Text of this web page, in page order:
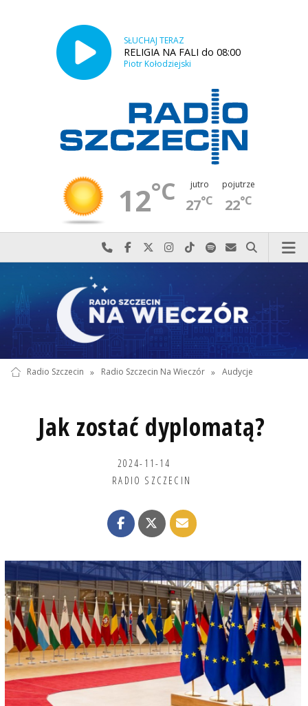
SŁUCHAJ TERAZ
RELIGIA NA FALI do 08:00
Piotr Kołodziejski
12°C jutro
27°C
pojutrze
22°C
Najlepiej po prostu do nas zadzwoń
Odwiedź nas na Facebook-u
Odwiedź nas na X
Odwiedź nas na Instagram-ie
Odwiedź nas na TikTok-u
Szukaj nas na Spotify
Wyślij do nas
Szukaj
Radio Szczecin » Radio Szczecin Na Wieczór » Audycje
Jak zostać dyplomatą?
2024-11-14
RADIO SZCZECIN